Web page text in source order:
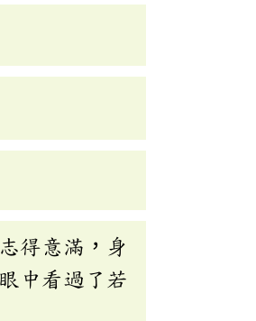
得意滿，身
中看過了若